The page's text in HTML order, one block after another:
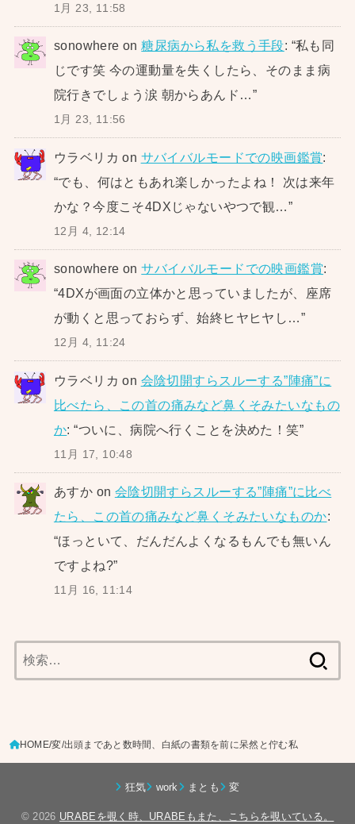
1月 23, 11:58
sonowhere on糖尿病から私を救う手段: “私も同
じです笑 今の運動量を失くしたら、そのまま病
院行きでしょう涙 朝からあんド…”
1月 23, 11:56
ウラベリカ on サバイバルモードでの映画鑑賞:
“でも、何はともあれ楽しかったよね！ 次は来年
かな？今度こそ4DXじゃないやつで観…”
12月 4, 12:14
sonowhere onサバイバルモードでの映画鑑賞:
“4DXが画面の立体かと思っていましたが、座席
が動くと思っておらず、始終ヒヤヒヤし…”
12月 4, 11:24
ウラベリカ on 会陰切開すらスルーする”陣痛”に
比べたら、この首の痛みなど鼻くそみたいなもの
か: “ついに、病院へ行くことを決めた！笑”
11月 17, 10:48
あすか on 会陰切開すらスルーする”陣痛”に比べ
たら、この首の痛みなど鼻くそみたいなものか:
“ほっといて、だんだんよくなるもんでも無いん
ですよね?”
11月 16, 11:14
索:
HOME 変 出頭まであと数時間、白紙の書類を前に呆然と佇む私
狂気 work まとも 変
© 2026 URABEを覗く時、URABEもまた、こちらを覗いている。